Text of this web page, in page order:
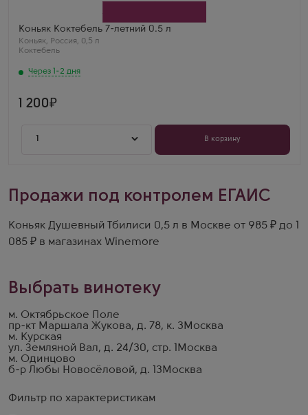
Фильтр по характеристикам
Коньяк Коктебель 7-летний 0.5 л
Коньяк, Россия, 0,5 л
Коктебель
Через 1-2 дня
Регион
Крым
Выдержка
7 лет
Андрей Попов
Коктебель 7-летний — винтажный вкус! Сухофрукты,
раскрывается в бокале.
1 200
1 В корзину
Продажи под контролем ЕГАИС
Коньяк Душевный Тбилиси 0,5 л в Москве от 985 ₽ до 1
085 ₽ в магазинах Winemore
Выбрать винотеку
м. Октябрьское Поле
пр-кт Маршала Жукова, д. 78, к. 3 Москва
м. Курская
ул. Земляной Вал, д. 24/30, стр. 1
Москва
м. Одинцово
б-р Любы Новосёловой, д. 13 Москва